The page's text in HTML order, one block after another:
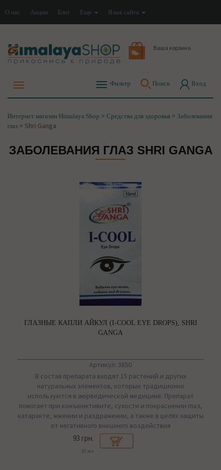
О нас Акции Блог Еще Язык сайта
Ваша корзина
Фильтр Поиск Вход
Интернет магазин Himalaya Shop > Средства для здоровья > Заболевания
глаз > Shri Ganga
ЗАБОЛЕВАНИЯ ГЛАЗ SHRI GANGA
ГЛАЗНЫЕ КАПЛИ АЙКУЛ (I-COOL EYE DROPS), SHRI
GANGA
Артикул: 3850
В состав препарата входят 15 растений и других
натуральных элементов, которые традиционно
используются в аюрведической медицине. Препарат
помогает при конъюнктивите, сухости и покраснении глаз,
катаракте, жжении и раздражении, а также в целях защиты
от негативного внешнего воздействия
93 грн.
10 мл